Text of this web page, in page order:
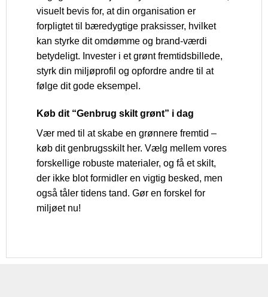
visuelt bevis for, at din organisation er
forpligtet til bæredygtige praksisser, hvilket
kan styrke dit omdømme og brand-værdi
betydeligt. Invester i et grønt fremtidsbillede,
styrk din miljøprofil og opfordre andre til at
følge dit gode eksempel.
Køb dit “Genbrug skilt grønt” i dag
Vær med til at skabe en grønnere fremtid –
køb dit genbrugsskilt her. Vælg mellem vores
forskellige robuste materialer, og få et skilt,
der ikke blot formidler en vigtig besked, men
også tåler tidens tand. Gør en forskel for
miljøet nu!